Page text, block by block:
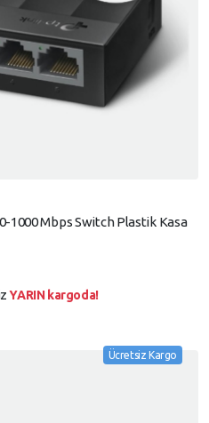
1000 Mbps Switch Plastik Kasa
YARIN kargoda!
Ücretsiz Kargo